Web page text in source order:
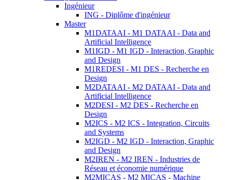
Ingénieur
ING - Diplôme d'ingénieur
Master
M1DATAAI - M1 DATAAI - Data and
Artificial Intelligence
M1IGD - M1 IGD - Interaction, Graphic
and Design
M1REDESI - M1 DES - Recherche en
Design
M2DATAAI - M2 DATAAI - Data and
Artificial Intelligence
M2DESI - M2 DES - Recherche en
Design
M2ICS - M2 ICS - Integration, Circuits
and Systems
M2IGD - M2 IGD - Interaction, Graphic
and Design
M2IREN - M2 IREN - Industries de
Réseau et économie numérique
M2MICAS - M2 MICAS - Machine